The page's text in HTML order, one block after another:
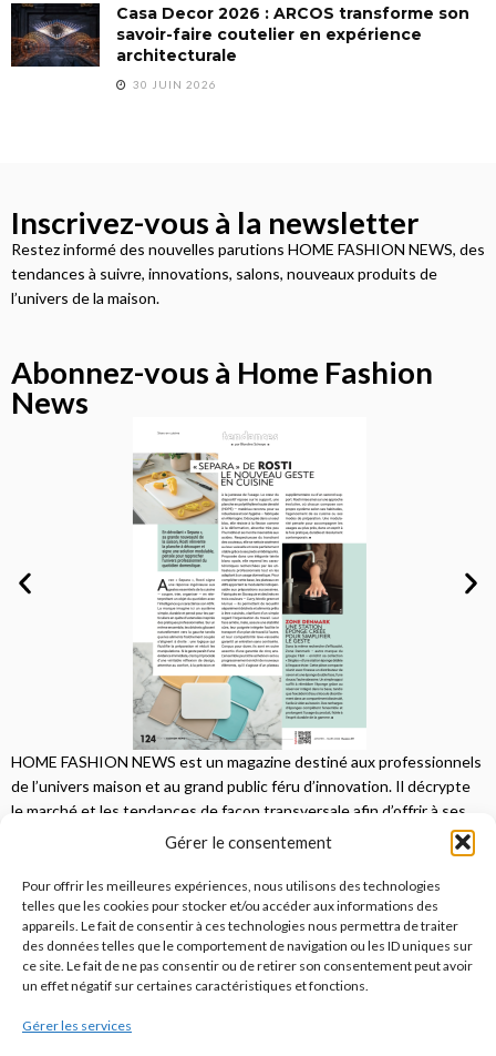
Gérer le consentement
Pour offrir les meilleures expériences, nous utilisons des technologies
telles que les cookies pour stocker et/ou accéder aux informations des
appareils. Le fait de consentir à ces technologies nous permettra de traiter
des données telles que le comportement de navigation ou les ID uniques sur
ce site. Le fait de ne pas consentir ou de retirer son consentement peut avoir
un effet négatif sur certaines caractéristiques et fonctions.
Gérer les services
Casa Decor 2026 : ARCOS transforme son
savoir-faire coutelier en expérience
architecturale
30 JUIN 2026
Inscrivez-vous à la newsletter
Restez informé des nouvelles parutions HOME FASHION NEWS, des
tendances à suivre, innovations, salons, nouveaux produits de
l’univers de la maison.
Abonnez-vous à Home Fashion
News
HOME FASHION NEWS est un magazine destiné aux professionnels
de l’univers maison et au grand public féru d’innovation. Il décrypte
le marché et les tendances de façon transversale afin d’offrir à ses
lecteurs une vision complète.
JE M'ABONNE